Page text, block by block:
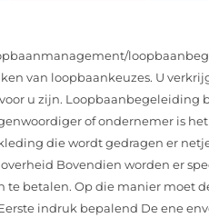
van loopbaankeuzes. U
u zijn. Loopbaanbegeleiding
of ondernemer is
die wordt gedragen er
overheid Bovendien worden er
betalen. Op die manier moet
indruk bepalend De ene